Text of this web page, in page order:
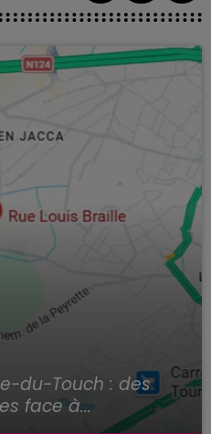
du-Touch : des
face à...